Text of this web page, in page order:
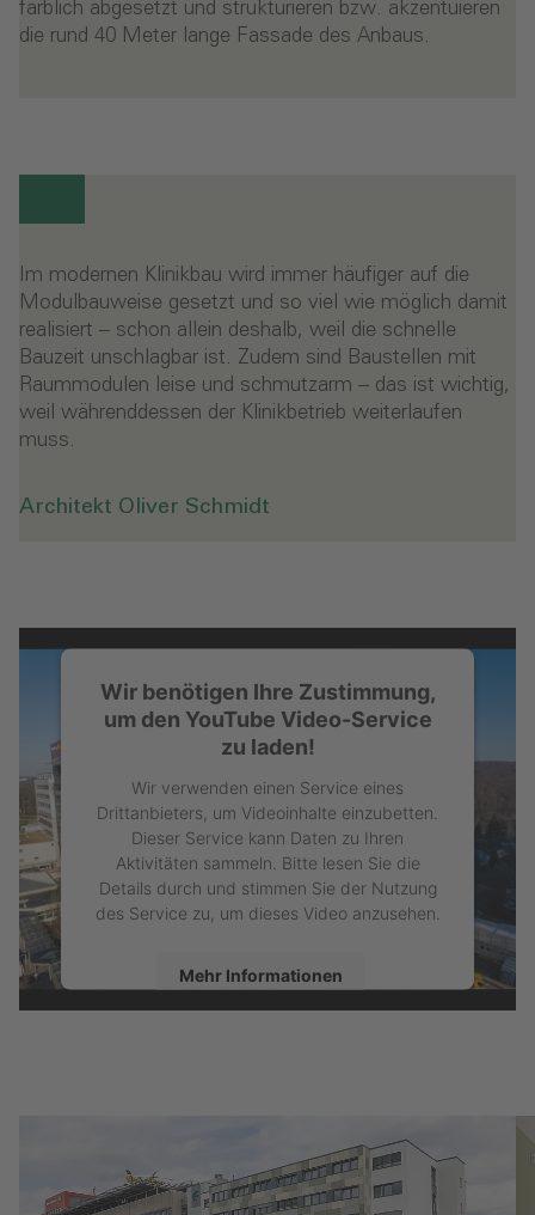
farblich abgesetzt und strukturieren bzw. akzentuieren
die rund 40 Meter lange Fassade des Anbaus.
Im modernen Klinikbau wird immer häufiger auf die
Modulbauweise gesetzt und so viel wie möglich damit
realisiert – schon allein deshalb, weil die schnelle
Bauzeit unschlagbar ist. Zudem sind Baustellen mit
Raummodulen leise und schmutzarm – das ist wichtig,
weil währenddessen der Klinikbetrieb weiterlaufen
muss.
Architekt Oliver Schmidt
Wir benötigen Ihre Zustimmung,
um den YouTube Video-Service
zu laden!
Wir verwenden einen Service eines
Drittanbieters, um Videoinhalte einzubetten.
Dieser Service kann Daten zu Ihren
Aktivitäten sammeln. Bitte lesen Sie die
Details durch und stimmen Sie der Nutzung
des Service zu, um dieses Video anzusehen.
Mehr Informationen